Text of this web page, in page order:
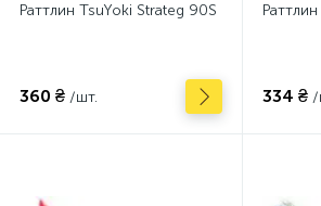
Раттлин TsuYoki Strateg 90S
360 ₴ /шт. 334 ₴ /